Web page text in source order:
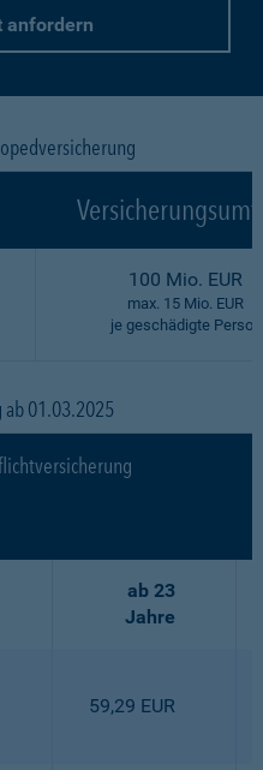
anfordern
100 Mio. EUR
max. 15 Mio. EUR
je geschädigte Person
01.03.2025
ab 23
Jahre
59,29 EUR